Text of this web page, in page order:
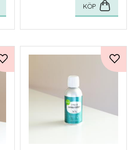
KÖP
Lägg till i favoriter